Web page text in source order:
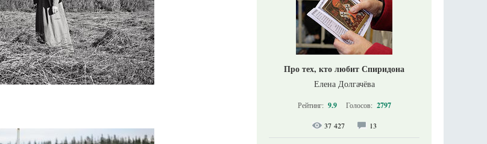
Про тех, кто любит Спиридона
Елена Долгачёва
Рейтинг: 9.9 Голосов: 2797
37 427 13